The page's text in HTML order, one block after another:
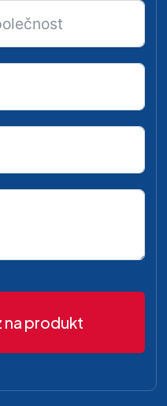
produkt